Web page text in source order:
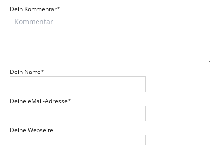
Dein Kommentar*
Dein Name*
Deine eMail-Adresse*
Deine Webseite